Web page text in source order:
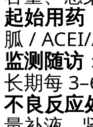
起始用药
胍 / ACEI/
监测随访
长期每
不良反应